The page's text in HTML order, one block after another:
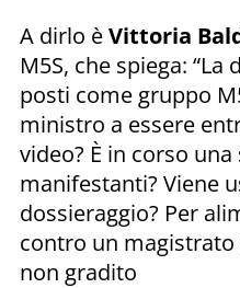
A dirlo èVittoria
M5S, che spiega:
posti come gruppo
ministro a essere
video? È in corso
manifestanti? Viene
dossieraggio? Per
contro un
non gradito